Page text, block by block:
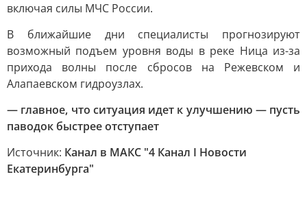
включая силы МЧС России.
В ближайшие дни специалисты прогнозируют
возможный подъем уровня воды в реке Ница из-за
прихода волны после сбросов на Режевском и
Алапаевском гидроузлах.
— главное, что ситуация идет к улучшению — пусть
паводок быстрее отступает
Источник: Канал в МАКС "4 Канал I Новости
Екатеринбурга"